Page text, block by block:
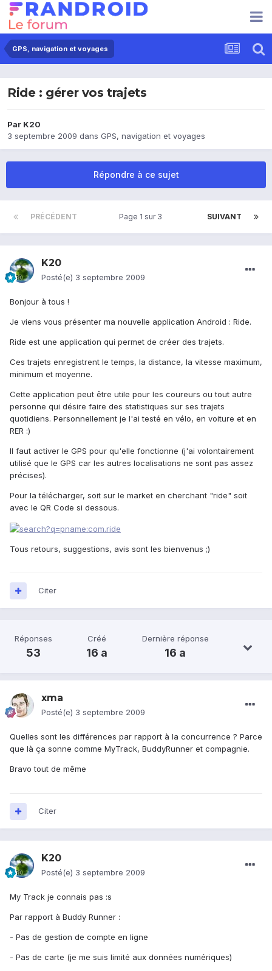
GPS, navigation et voyages
Ride : gérer vos trajets
Par K20
3 septembre 2009 dans GPS, navigation et voyages
Répondre à ce sujet
PRÉCÉDENT SUIVANT
Page 1 sur 3
K20
Posté(e) 3 septembre 2009
Bonjour à tous !
Je viens vous présenter ma nouvelle application Android : Ride.
Ride est une application qui permet de créer des trajets.
Ces trajets enregistrent le temps, la distance, la vitesse maximum,
minimum et moyenne.
Cette application peut être utile pour les coureurs ou tout autre
personne qui désire faire des statistiques sur ses trajets
quotidiens. Personnellement je l'ai testé en vélo, en voiture et en
RER :)
Il faut activer le GPS pour qu'elle fonctionne (j'ai volontairement
utilisé que le GPS car les autres localisations ne sont pas assez
précises).
Pour la télécharger, soit sur le market en cherchant "ride" soit
avec le QR Code si dessous.
Tous retours, suggestions, avis sont les bienvenus ;)
Citer
Réponses
53
Créé
16 a
Dernière réponse
16 a
xma
Posté(e) 3 septembre 2009
Quelles sont les différences par rapport à la concurrence ? Parce
que là ça sonne comme MyTrack, BuddyRunner et compagnie.
Bravo tout de même
Citer
K20
Posté(e) 3 septembre 2009
My Track je connais pas :s
Par rapport à Buddy Runner :
- Pas de gestion de compte en ligne
- Pas de carte (je me suis limité aux données numériques)